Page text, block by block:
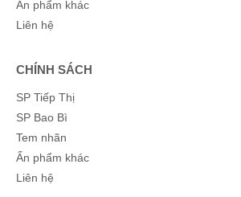
Ấn phẩm khác
Liên hệ
CHÍNH SÁCH
SP Tiếp Thị
SP Bao Bì
Tem nhãn
Ấn phẩm khác
Liên hệ